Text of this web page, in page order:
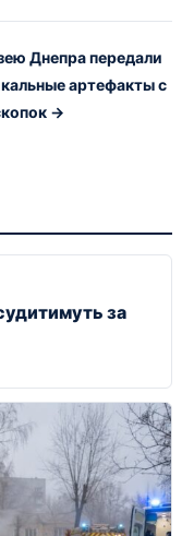
Днепра передали
артефакты с
→
за